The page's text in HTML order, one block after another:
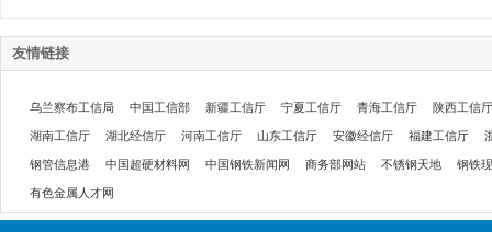
友情链接
乌兰察布工信局 中国工信部 新疆工信厅 宁夏工信厅 青海工信厅 陕西工信厅
湖南工信厅 湖北经信厅 河南工信厅 山东工信厅 安徽经信厅 福建工信厅
钢管信息港 中国超硬材料网 中国钢铁新闻网 商务部网站 不锈钢天地 钢铁
有色金属人才网